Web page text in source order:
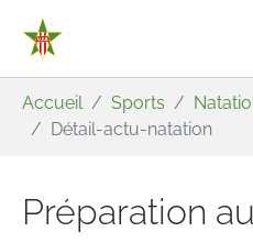
Accueil Sports
Détail-actu-natation
Préparation